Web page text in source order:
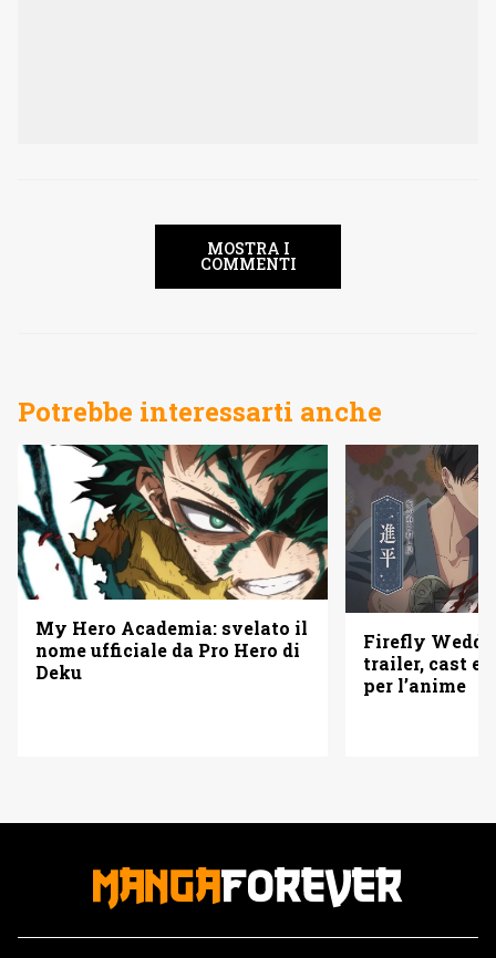
MOSTRA I
COMMENTI
Potrebbe interessarti anche
My Hero Academia: svelato il
nome ufficiale da Pro Hero di
Deku
Firefly
trailer, cast e
per l’anime